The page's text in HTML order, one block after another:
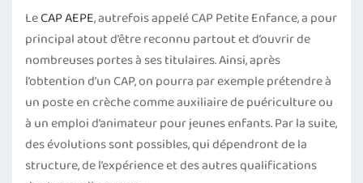
LeCAP AEPE, autrefois appelé CAP Petite Enfance, a pour
principal atout d’être reconnu partout et d’ouvrir de
nombreuses portes à ses titulaires. Ainsi, après
l’obtention d’un CAP, on pourra par exemple prétendre à
un poste en crèche comme auxiliaire de puériculture ou
à un emploi d’animateur pour jeunes enfants. Par la suite,
des évolutions sont possibles, qui dépendront de la
structure, de l’expérience et des autres qualifications